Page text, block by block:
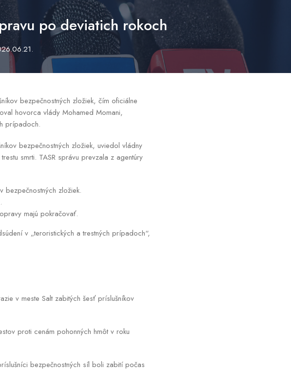
po deviatich rokoch
bezpečnostných zložiek, čím oficiálne
hovorca vlády Mohamed Momani,
prípadoch.
bezpečnostných zložiek, uviedol vládny
smrti. TASR správu prevzala z agentúry
bezpečnostných zložiek.
majú pokračovať.
v „teroristických a trestných prípadoch“,
v meste Salt zabitých šesť príslušníkov
proti cenám pohonných hmôt v roku
bezpečnostných síl boli zabití počas